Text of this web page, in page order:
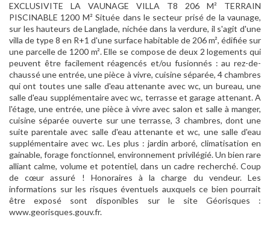
EXCLUSIVITE LA VAUNAGE VILLA T8 206 M² TERRAIN
PISCINABLE 1200 M² Située dans le secteur prisé de la vaunage,
sur les hauteurs de Langlade, nichée dans la verdure, il s'agit d'une
villa de type 8 en R+1 d'une surface habitable de 206 m², édifiée sur
une parcelle de 1200 m². Elle se compose de deux 2 logements qui
peuvent être facilement réagencés et/ou fusionnés : au rez-de-
chaussé une entrée, une pièce à vivre, cuisine séparée, 4 chambres
qui ont toutes une salle d'eau attenante avec wc, un bureau, une
salle d'eau supplémentaire avec wc, terrasse et garage attenant. A
l'étage, une entrée, une pièce à vivre avec salon et salle à manger,
cuisine séparée ouverte sur une terrasse, 3 chambres, dont une
suite parentale avec salle d'eau attenante et wc, une salle d'eau
supplémentaire avec wc. Les plus : jardin arboré, climatisation en
gainable, forage fonctionnel, environnement privilégié. Un bien rare
alliant calme, volume et potentiel, dans un cadre recherché. Coup
de cœur assuré ! Honoraires à la charge du vendeur. Les
informations sur les risques éventuels auxquels ce bien pourrait
être exposé sont disponibles sur le site Géorisques :
www.georisques.gouv.fr.